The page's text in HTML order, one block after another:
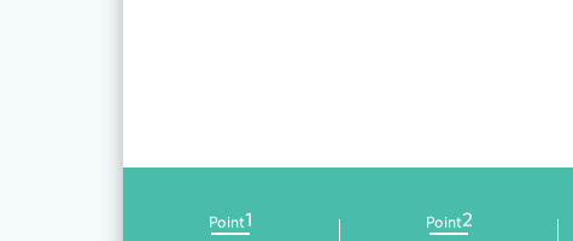
Point1 Point2